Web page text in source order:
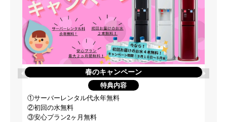
春のキャンペーン
特典内容
①サーバーレンタル代永年無料
②初回の水無料
③安心プラン2ヶ月無料